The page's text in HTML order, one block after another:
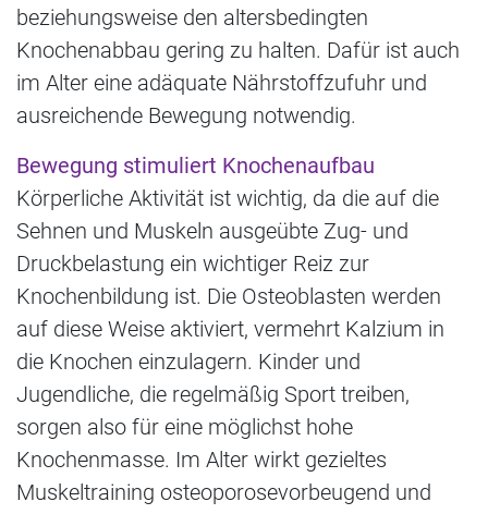
beziehungsweise den altersbedingten
Knochenabbau gering zu halten. Dafür ist auch
im Alter eine adäquate Nährstoffzufuhr und
ausreichende Bewegung notwendig.
Bewegung stimuliert Knochenaufbau
Körperliche Aktivität ist wichtig, da die auf die
Sehnen und Muskeln ausgeübte Zug- und
Druckbelastung ein wichtiger Reiz zur
Knochenbildung ist. Die Osteoblasten werden
auf diese Weise aktiviert, vermehrt Kalzium in
die Knochen einzulagern. Kinder und
Jugendliche, die regelmäßig Sport treiben,
sorgen also für eine möglichst hohe
Knochenmasse. Im Alter wirkt gezieltes
Muskeltraining osteoporosevorbeugend und